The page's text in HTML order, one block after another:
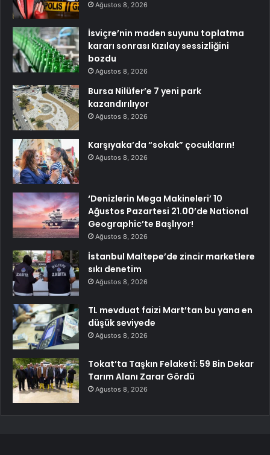
Ağustos 8, 2026
İsviçre’nin maden suyunu toplatma
kararı sonrası Kızılay sessizliğini
bozdu
Ağustos 8, 2026
Bursa Nilüfer’e 7 yeni park
kazandırılıyor
Ağustos 8, 2026
Karşıyaka’da “sokak” çocukların!
Ağustos 8, 2026
‘Denizlerin Mega Makineleri’ 10
Ağustos Pazartesi 21.00’de National
Geographic’te Başlıyor!
Ağustos 8, 2026
İstanbul Maltepe’de zincir marketlere
sıkı denetim
Ağustos 8, 2026
TL mevduat faizi Mart’tan bu yana en
düşük seviyede
Ağustos 8, 2026
Tokat’ta Taşkın Felaketi: 59 Bin Dekar
Tarım Alanı Zarar Gördü
Ağustos 8, 2026